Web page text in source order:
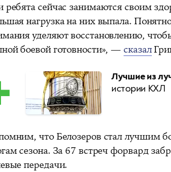
ребята сейчас занимаются своим
нагрузка на них выпала.
уделяют восстановлению,
боевой готовности», —сказал
Лучшие из
истории КХЛ
что Белозеров стал лучшим
сезона. За 67 встреч форвард
передачи.